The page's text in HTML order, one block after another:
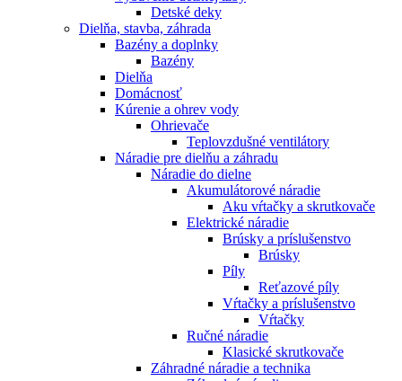
Detské deky
Dielňa, stavba, záhrada
Bazény a doplnky
Bazény
Dielňa
Domácnosť
Kúrenie a ohrev vody
Ohrievače
Teplovzdušné ventilátory
Náradie pre dielňu a záhradu
Náradie do dielne
Akumulátorové náradie
Aku vŕtačky a skrutkovače
Elektrické náradie
Brúsky a príslušenstvo
Brúsky
Píly
Reťazové píly
Vŕtačky a príslušenstvo
Vŕtačky
Ručné náradie
Klasické skrutkovače
Záhradné náradie a technika